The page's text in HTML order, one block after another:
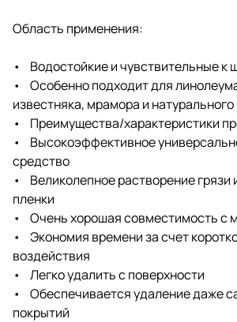
Область применения:
• Водостойкие и чувствительные к
• Особенно подходит для
известняка, мрамора и
• Преимущества/характеристики
• Высокоэффективное
средство
• Великолепное растворение грязи
пленки
• Очень хорошая совместимость с
• Экономия времени за счет
воздействия
• Легко удалить с поверхности
• Обеспечивается удаление даже
покрытий